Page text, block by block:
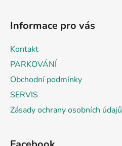
y
Informace pro vás
Kontakt
PARKOVÁNÍ
Obchodní podmínky
SERVIS
Zásady ochrany osobních údajů